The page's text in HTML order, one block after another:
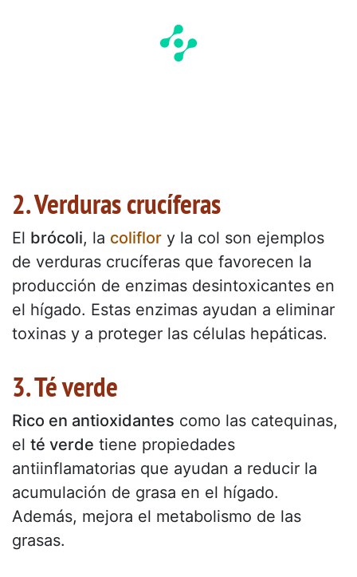
2. Verduras crucíferas
El brócoli, la coliflor y la col son ejemplos
de verduras crucíferas que favorecen la
producción de enzimas desintoxicantes en
el hígado. Estas enzimas ayudan a eliminar
toxinas y a proteger las células hepáticas.
3. Té verde
Rico en antioxidantes como las catequinas,
el té verde tiene propiedades
antiinflamatorias que ayudan a reducir la
acumulación de grasa en el hígado.
Además, mejora el metabolismo de las
grasas.